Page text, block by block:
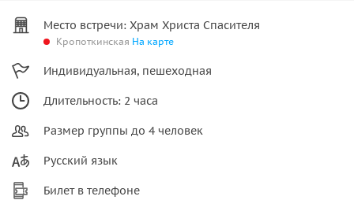
Место встречи: Храм Христа Спасителя
Кропоткинская На карте
Индивидуальная, пешеходная
Длительность: 2 часа
Размер группы до 4 человек
Русский язык
Билет в телефоне